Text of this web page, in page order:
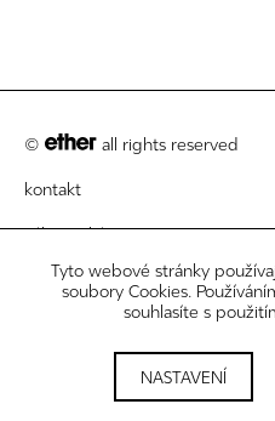
© all rights reserved
kontakt
zákaznický servis
právní informace
nastavení cookies
Tyto webové stránky
soubory Cookies.
souhlasíte s
NASTAVENÍ